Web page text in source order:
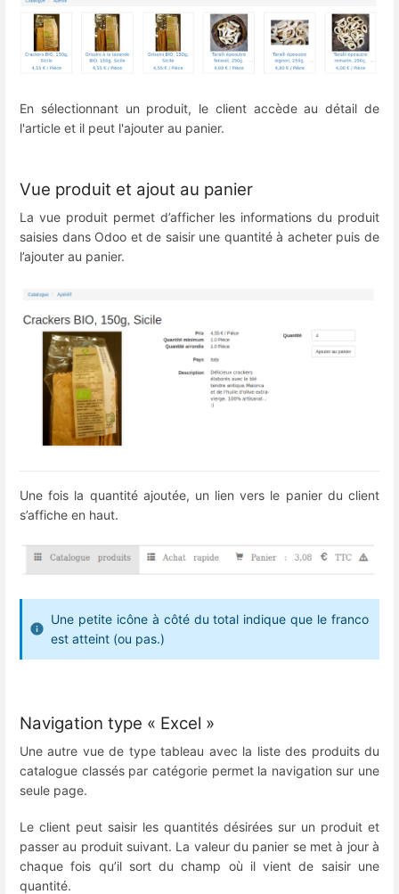
En sélectionnant un produit, le client accède au détail de
l'article et il peut l'ajouter au panier.
Vue produit et ajout au panier
La vue produit permet d’afficher les informations du produit
saisies dans Odoo et de saisir une quantité à acheter puis de
l’ajouter au panier.
Une fois la quantité ajoutée, un lien vers le panier du client
s’affiche en haut.
Une petite icône à côté du total indique que le franco
est atteint (ou pas.)
Navigation type « Excel »
Une autre vue de type tableau avec la liste des produits du
catalogue classés par catégorie permet la navigation sur une
seule page.
Le client peut saisir les quantités désirées sur un produit et
passer au produit suivant. La valeur du panier se met à jour à
chaque fois qu’il sort du champ où il vient de saisir une
quantité.